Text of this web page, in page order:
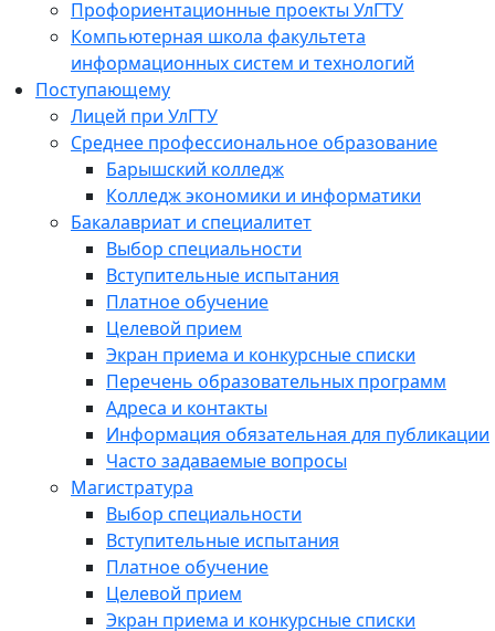
Профориентационные проекты УлГТУ
Компьютерная школа факультета
информационных систем и технологий
Поступающему
Лицей при УлГТУ
Среднее профессиональное образование
Барышский колледж
Колледж экономики и информатики
Бакалавриат и специалитет
Выбор специальности
Вступительные испытания
Платное обучение
Целевой прием
Экран приема и конкурсные списки
Перечень образовательных программ
Адреса и контакты
Информация обязательная для публикации
Часто задаваемые вопросы
Магистратура
Выбор специальности
Вступительные испытания
Платное обучение
Целевой прием
Экран приема и конкурсные списки